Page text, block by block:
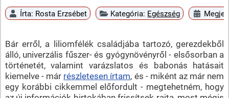
Írta: Rosta Erzsébet Kategória: Egészség
Bár erről, a liliomfélék családjába tartozó, gerezdekből
álló, univerzális fűszer- és gyógynövényről - elsősorban a
történetét, valamint varázslatos és babonás hatásait
kiemelve - már részletesen írtam, és - miként az már nem
egy korábbi cikkemmel előfordult - megtehetném, hogy